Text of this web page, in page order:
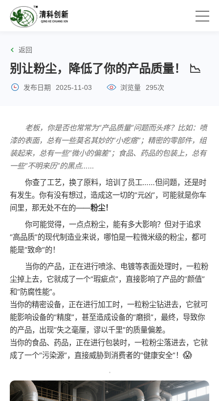
返回
别让粉尘，降低了你的产品质量！ 📉
发布日期 2025-11-03 浏览量 295次
老板，你是否也常常为“产品质量”问题而头疼？比如：喷
漆的表面，总有一些莫名其妙的“小疙瘩”；精密的零部件，组
装起来，总有一些“微小的偏差”；食品、药品的包装上，总有
一些“不明来历”的黑点……
你查了工艺，换了原料，培训了员工……但问题，还是时
有发生。你有没有想过，造成这一切的“元凶”，可能就是你车
间里，那无处不在的——粉尘！
你可能觉得，一点点粉尘，能有多大影响？但对于追求
“高品质”的现代制造业来说，哪怕是一粒微米级的粉尘，都可
能是“致命”的！
当你的产品，正在进行喷涂、电镀等表面处理时，一粒粉
尘掉上去，它就成了一个“瑕疵点”，直接影响了产品的“颜值”
和“防腐性能”。
当你的精密设备，正在进行加工时，一粒粉尘钻进去，它就可
能影响设备的“精度”，甚至造成设备的“磨损”，最终，导致你
的产品，出现“失之毫厘，谬以千里”的质量偏差。
当你的食品、药品，正在进行包装时，一粒粉尘落进去，它就
成了一个“污染源”，直接威胁到消费者的“健康安全”！ 😱